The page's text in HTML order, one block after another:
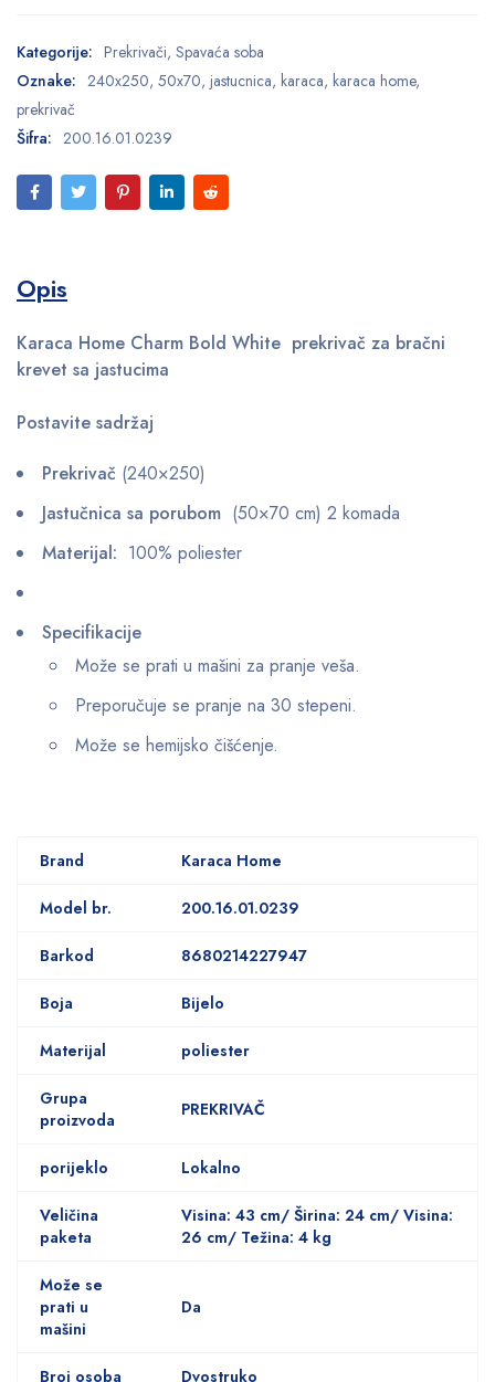
Kategorije: Prekrivači, Spavaća soba
Oznake: 240x250, 50x70, jastucnica, karaca, karaca home,
prekrivač
Šifra: 200.16.01.0239
Opis
Karaca Home Charm Bold White prekrivač za bračni
krevet sa jastucima
Postavite sadržaj
Prekrivač (240×250)
Jastučnica sa porubom (50×70 cm) 2 komada
Materijal: 100% poliester
Specifikacije
Može se prati u mašini za pranje veša.
Preporučuje se pranje na 30 stepeni.
Može se hemijsko čišćenje.
Brand Karaca Home
Model br. 200.16.01.0239
Barkod 8680214227947
Boja Bijelo
Materijal poliester
Grupa
proizvoda
PREKRIVAČ
porijeklo Lokalno
Veličina
paketa
Visina: 43 cm/ Širina: 24 cm/ Visina:
26 cm/ Težina: 4 kg
Može se
prati u
mašini
Da
Broj osoba Dvostruko